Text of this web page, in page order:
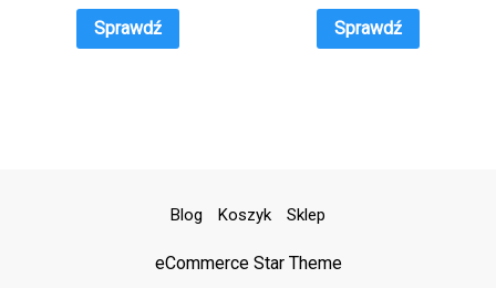
Sprawdź Sprawdź
Blog Koszyk Sklep
eCommerce Star Theme